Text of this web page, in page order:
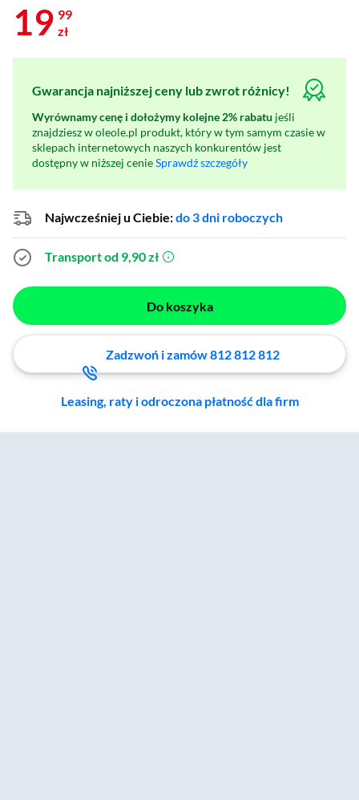
19 99
zł
Gwarancja najniższej ceny lub zwrot różnicy!
Wyrównamy cenę i dołożymy kolejne 2% rabatu jeśli
znajdziesz w oleole.pl produkt, który w tym samym czasie w
sklepach internetowych naszych konkurentów jest
dostępny w niższej cenieSprawdź szczegóły
Najwcześniej u Ciebie:do 3 dni roboczych
Transport od 9,90 zł (otworzy się w nowym oknie)
Do koszyka
Zadzwoń i zamów 812 812 812
Leasing, raty i odroczona płatność dla firm